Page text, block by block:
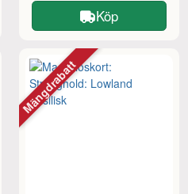
Köp
Mängdrabatt